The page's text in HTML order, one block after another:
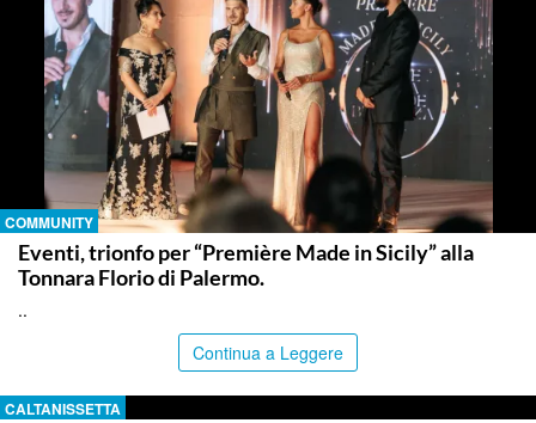
COMMUNITY
Eventi, trionfo per “Première Made in Sicily” alla
Tonnara Florio di Palermo.
..
Continua a Leggere
CALTANISSETTA